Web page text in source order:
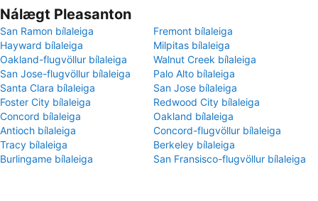
Nálægt Pleasanton
San Ramon bílaleiga
Fremont bílaleiga
Hayward bílaleiga
Milpitas bílaleiga
Oakland-flugvöllur bílaleiga
Walnut Creek bílaleiga
San Jose-flugvöllur bílaleiga
Palo Alto bílaleiga
Santa Clara bílaleiga
San Jose bílaleiga
Foster City bílaleiga
Redwood City bílaleiga
Concord bílaleiga
Oakland bílaleiga
Antioch bílaleiga
Concord-flugvöllur bílaleiga
Tracy bílaleiga
Berkeley bílaleiga
Burlingame bílaleiga
San Fransisco-flugvöllur bílaleiga